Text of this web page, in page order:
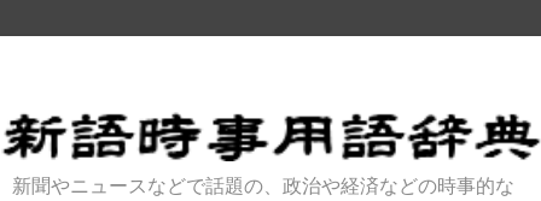
新聞やニュースなどで話題の、政治や経済などの時事的な